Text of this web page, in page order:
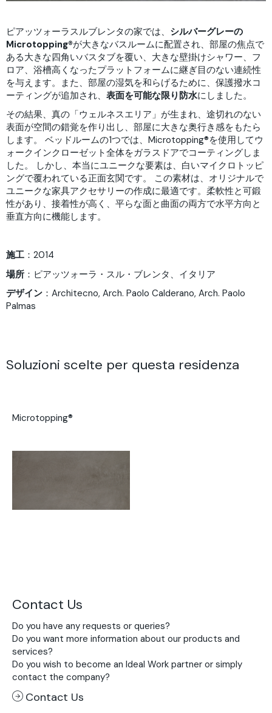
ピアッツォーラスルブレンタの家では、 シルバーグレーの
Microtopping®️が大きなバスルームに配置され、部屋の焦点で
ある大きな四角いバスタブを覆い、大きな壁掛けシャワー、フ
ロア、浴槽高くなったプラットフォームに継ぎ目のない連続性
を与えます。また、部屋の湿気を和らげるために、保護撥水コ
ーティングが追加され、 表面を可能な限り防水にしました。
その結果、真の「ウェルネスエリア」が生まれ、途切れのない
表面が空間の錯覚を作り出し、部屋に大きな奥行き感をもたら
します。 ベッドルームの1つでは、Microtopping®️を使用してウ
ォークインクローゼット全体をガラスドアでコーティングしま
した。 しかし、本当にユニークな要素は、白いマイクロトッピ
ングで覆われている正面玄関です。 この素材は、オリジナルで
ユニークな家具アクセサリーの作成に最適です。柔軟性と可鍛
性があり、接着性が高く、平らな面と曲面の両方で水平方向と
垂直方向に機能します。
施工 ：2014
場所 ：ピアッツォーラ・スル・ブレンタ、イタリア
デザイン ： Architecno, Arch. Paolo Calderano, Arch. Paolo
Palmas
Soluzioni scelte per questa residenza
Microtopping®
Contact Us
Do you have any requests or queries?
Do you want more information about our products and
services?
Do you wish to become an Ideal Work partner or simply
contact the company?
Contact Us